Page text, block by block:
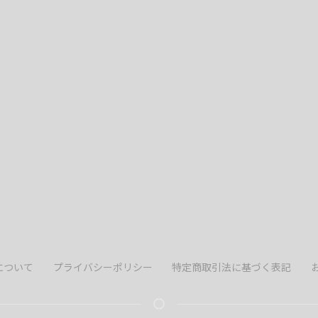
いて プライバシーポリシー 特定商取引法に基づく表記